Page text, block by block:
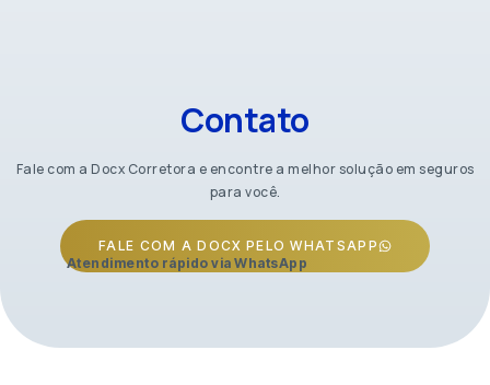
Contato
Fale com a Docx Corretora e encontre a melhor solução em seguros
para você.
FALE COM A DOCX PELO WHATSAPP
Atendimento rápido via WhatsApp